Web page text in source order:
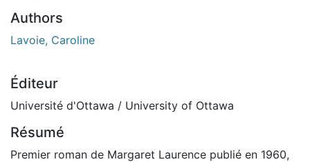
Authors
Lavoie, Caroline
Éditeur
Université d'Ottawa / University of Ottawa
Résumé
Premier roman de Margaret Laurence publié en 1960,